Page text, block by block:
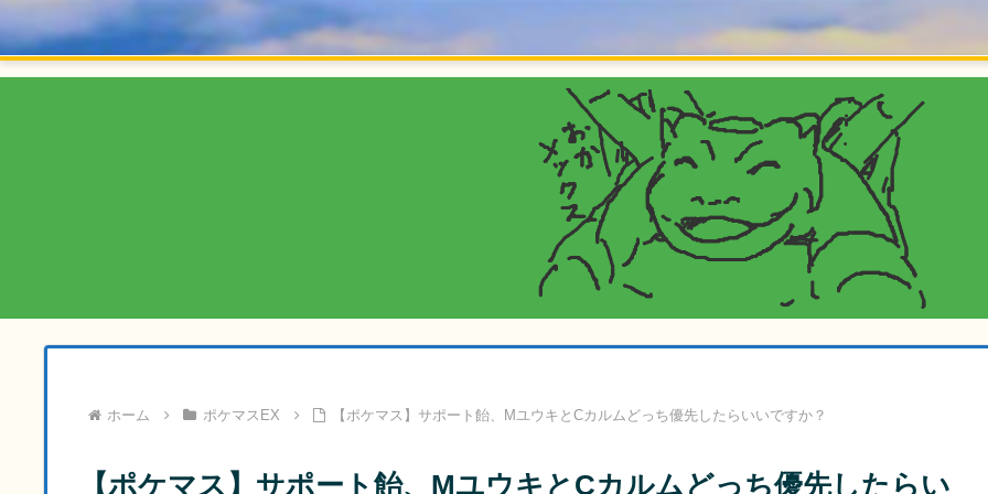
ホーム ポケマスEX 【ポケマス】サポート飴、MユウキとCカルムどっち優先したらいいですか？
【ポケマス】サポート飴、MユウキとCカルムどっち優先したらい